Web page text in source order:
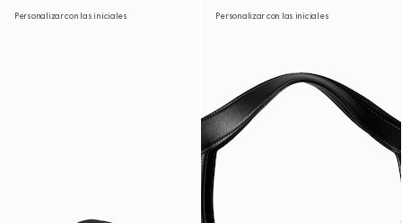
Personalizar con las iniciales Personalizar con las iniciales